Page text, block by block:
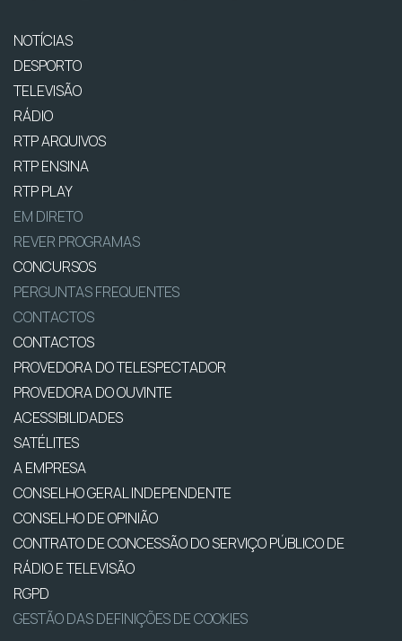
NOTÍCIAS
DESPORTO
TELEVISÃO
RÁDIO
RTP ARQUIVOS
RTP ENSINA
RTP PLAY
EM DIRETO
REVER PROGRAMAS
CONCURSOS
PERGUNTAS FREQUENTES
CONTACTOS
CONTACTOS
PROVEDORA DO TELESPECTADOR
PROVEDORA DO OUVINTE
ACESSIBILIDADES
SATÉLITES
A EMPRESA
CONSELHO GERAL INDEPENDENTE
CONSELHO DE OPINIÃO
CONTRATO DE CONCESSÃO DO SERVIÇO PÚBLICO DE
RÁDIO E TELEVISÃO
RGPD
GESTÃO DAS DEFINIÇÕES DE COOKIES